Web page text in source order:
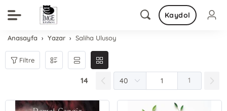
Kaydol
Anasayfa Yazar Saliha Ulusoy
Filtre
14 1